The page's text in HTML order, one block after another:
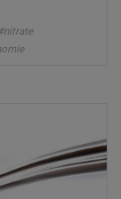
#nitrate